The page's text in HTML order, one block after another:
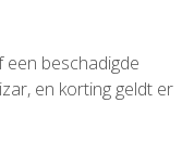
een beschadigde
en korting geldt er